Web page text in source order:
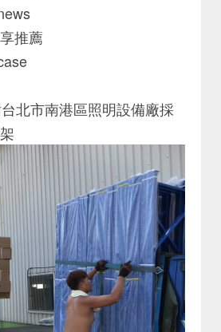
推薦
北市南港區照明設備廠採